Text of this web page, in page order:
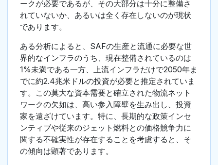
ークが必要であるが、その大部分は十分に整備さ
れていないか、あるいは全く存在しないのが現状
であります。
ある分析によると、SAFの生産と流通に必要な世
界的なインフラのうち、現在整備されているのは
1%未満である一方、上流インフラだけで2050年ま
でに約2.4兆米ドルの投資が必要と推定されていま
す。この莫大な資本需要と確立された物流ネット
ワークの欠如は、高い参入障壁を生み出し、投資
家を遠ざけています。特に、長期的な政策インセ
ンティブや従来のジェット燃料との価格競争力に
関する不確実性が存在することを考慮すると、そ
の傾向は顕著であります。